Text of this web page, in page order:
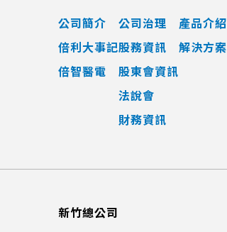
公司簡介
倍利大事記
倍智醫電
公司治理
股務資訊
股東會資訊
法說會
財務資訊
產品介紹
解決方案
新竹總公司